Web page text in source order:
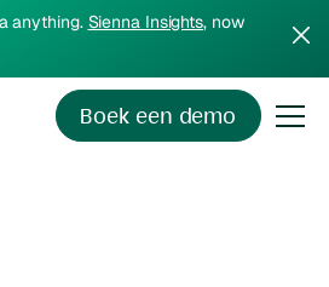
anything. Sienna Insights, now
Boek een demo